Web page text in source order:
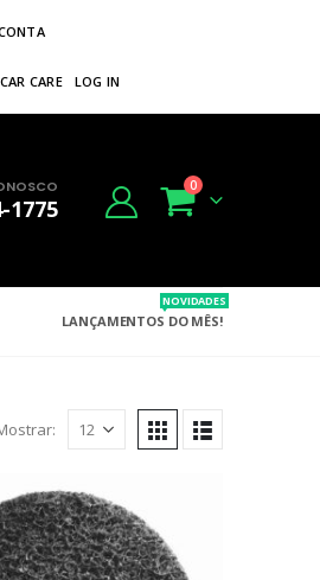
CARE LOG IN
1775
0
LANÇAMENTOS DO MÊS!
NOVIDADES